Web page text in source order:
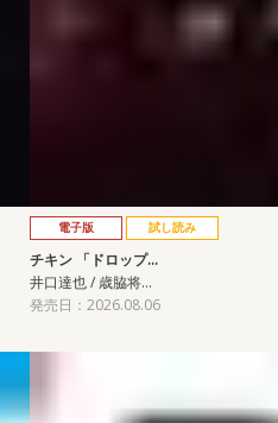
電子版 試し読み
チキン 「ドロップ…
井口達也 / 歳脇将…
発売日：2026.08.06